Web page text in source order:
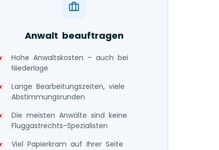
Anwalt beauftragen
Hohe Anwaltskosten – auch bei
Niederlage
Lange Bearbeitungszeiten, viele
Abstimmungsrunden
Die meisten Anwälte sind keine
Fluggastrechts-Spezialisten
Viel Papierkram auf Ihrer Seite